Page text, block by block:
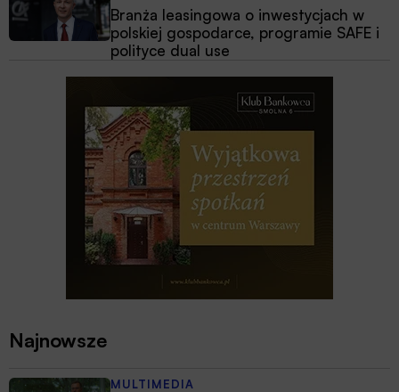
Branża leasingowa o inwestycjach w
polskiej gospodarce, programie SAFE i
polityce dual use
Najnowsze
MULTIMEDIA